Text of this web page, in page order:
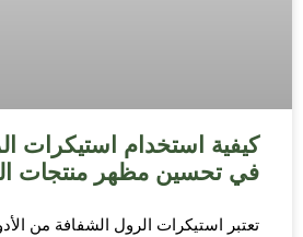
كيفية استخدام استيكرات
في تحسين مظهر منتجات
تعتبر استيكرات الرول الشفافة من